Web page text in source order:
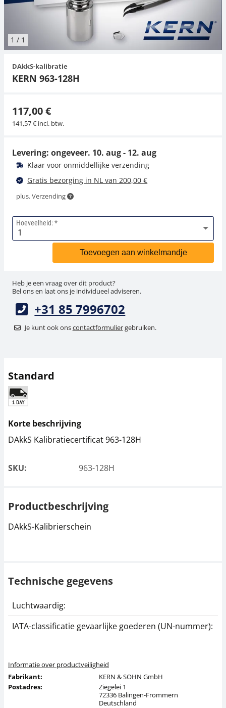
1 / 1
DAkkS-kalibratie
KERN 963-128H
117,00 €
141,57 € incl. btw.
Levering: ongeveer. 10. aug - 12. aug
Klaar voor onmiddellijke verzending
Gratis bezorging in NL van 200,00 €
plus. Verzending
Hoeveelheid:
Toevoegen aan winkelmandje
Heb je een vraag over dit product?
Bel ons en laat ons je individueel adviseren.
+31 85 7996702
Je kunt ook onscontactformuliergebruiken.
Standard
Korte beschrijving
DAkkS Kalibratiecertificat 963-128H
SKU: 963-128H
Productbeschrijving
DAkkS-Kalibrierschein
Technische gegevens
Luchtwaardig:
IATA-classificatie gevaarlijke goederen (UN-nummer):
Informatie over productveiligheid
Fabrikant:
KERN & SOHN GmbH
Postadres:
Ziegelei 1
72336 Balingen-Frommern
Deutschland
Hangende weegschalen
Kraanweegschalen
Spannings- en compressiebelastingcellen
Trekapparaten
Externe verlichting
Toepassingen voor experts
Universele toepassingen
Kleurmeting